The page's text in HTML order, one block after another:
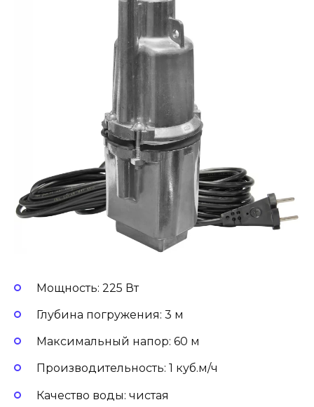
Мощность: 225 Вт
Глубина погружения: 3 м
Максимальный напор: 60 м
Производительность: 1 куб.м/ч
Качество воды: чистая